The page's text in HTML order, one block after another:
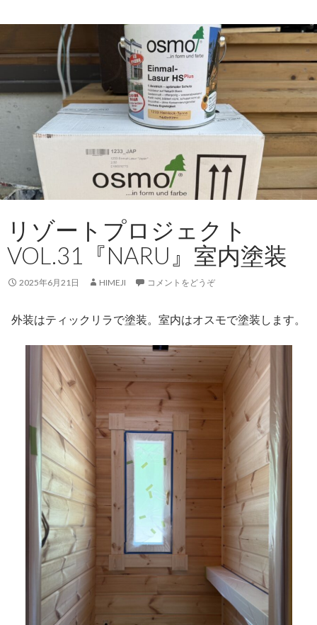
リゾートプロジェクト
VOL.31『NARU』室内塗装
2025年6月21日 HIMEJI コメントをどうぞ
外装はティックリラで塗装。室内はオスモで塗装します。